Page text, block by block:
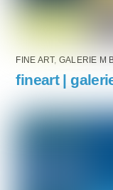
FINE ART, GALERIE M
fineart |